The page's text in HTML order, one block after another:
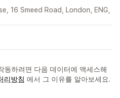
16 Smeed Road, London, ENG,
동하려면 다음 데이터에 액세스해
리방침 에서 그 이유를 알아보세요.